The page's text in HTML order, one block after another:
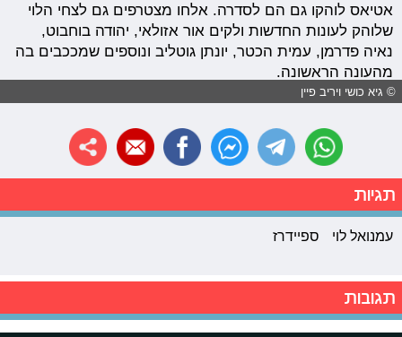
אטיאס לוהקו גם הם לסדרה. אלחו מצטרפים גם לצחי הלוי
שלוהק לעונות החדשות ולקים אור אזולאי, יהודה בוחבוט,
נאיה פדרמן, עמית הכטר, יונתן גוטליב ונוספים שמככבים בה
מהעונה הראשונה.
© גיא כושי ויריב פיין
תגיות
עמנואל לוי ספיידרז
תגובות